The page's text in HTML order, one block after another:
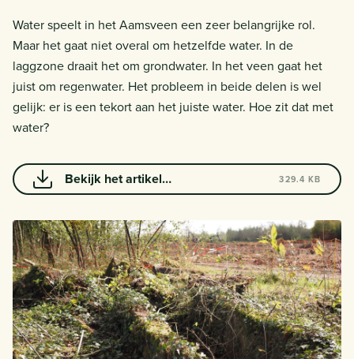
Water speelt in het Aamsveen een zeer belangrijke rol.
Maar het gaat niet overal om hetzelfde water. In de
laggzone draait het om grondwater. In het veen gaat het
juist om regenwater. Het probleem in beide delen is wel
gelijk: er is een tekort aan het juiste water. Hoe zit dat met
water?
Bekijk het artikel
Hoogveenlandschap uit de Groene
329.4 KB